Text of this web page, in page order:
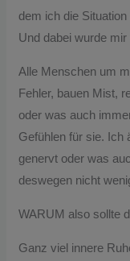
dem ich die
Und dabei wurde
Alle Menschen um
Fehler, bauen Mist,
oder was auch
Gefühlen für sie. Ich
genervt oder was
deswegen nicht
WARUM also sollte
Ganz viel innere